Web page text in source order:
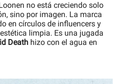
no está creciendo solo
sino por imagen. La marca
en círculos de influencers y
limpia. Es una jugada
Death hizo con el agua en